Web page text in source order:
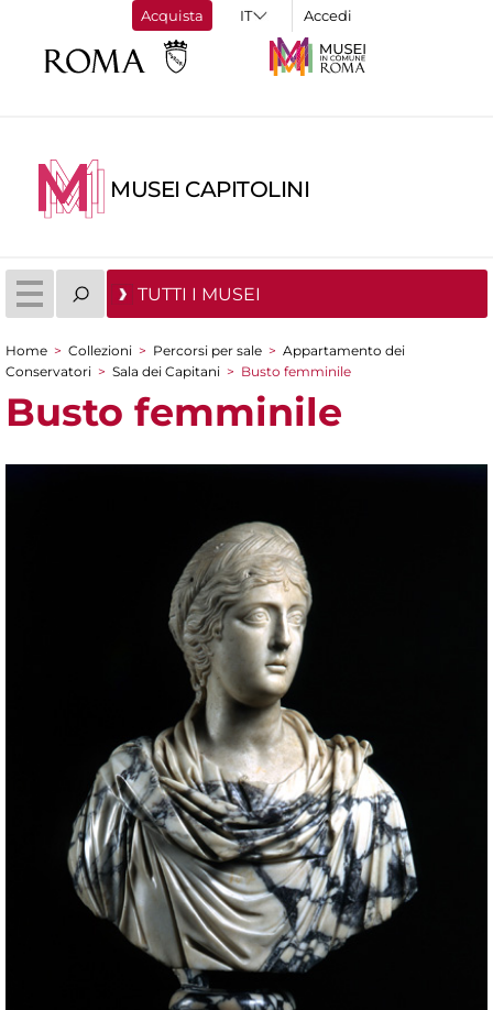
Acquista Accedi
MUSEI CAPITOLINI
TUTTI I MUSEI
Tu sei qui
Home > Collezioni > Percorsi per sale > Appartamento dei
Conservatori > Sala dei Capitani > Busto femminile
Busto femminile